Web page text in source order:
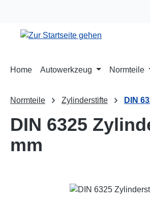
Home Autowerkzeug Normteile
Normteile Zylinderstifte DIN
DIN 6325
mm
Bildergalerie überspringen